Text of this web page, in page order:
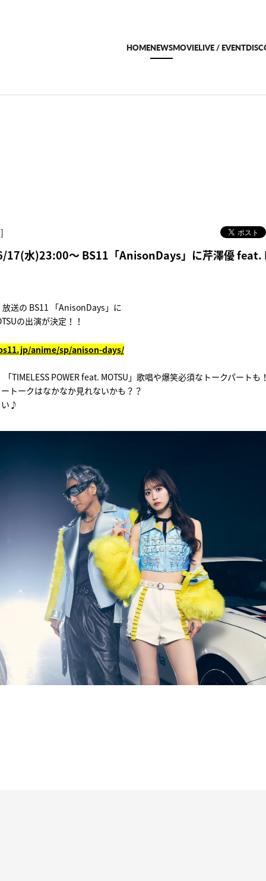
HOMENEWSMOVIELIVE / EVENT
17(水)23:00～ BS11「AnisonDays」に芹澤優 feat.
送の BS11 「AnisonDays」に
の出演が決定！！
anime/sp/anison-days/
TIMELESS POWER feat. MOTSU」歌唱や爆笑必須なトークパートも
トークはなかなか見れないかも？？
い♪